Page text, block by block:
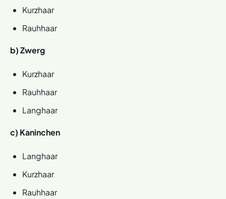
Kurzhaar
Rauhhaar
b) Zwerg
Kurzhaar
Rauhhaar
Langhaar
c) Kaninchen
Langhaar
Kurzhaar
Rauhhaar